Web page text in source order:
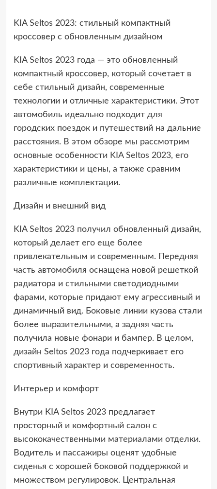
KIA Seltos 2023: стильный компактный
кроссовер с обновленным дизайном
KIA Seltos 2023 года — это обновленный
компактный кроссовер, который сочетает в
себе стильный дизайн, современные
технологии и отличные характеристики. Этот
автомобиль идеально подходит для
городских поездок и путешествий на дальние
расстояния. В этом обзоре мы рассмотрим
основные особенности KIA Seltos 2023, его
характеристики и цены, а также сравним
различные комплектации.
Дизайн и внешний вид
KIA Seltos 2023 получил обновленный дизайн,
который делает его еще более
привлекательным и современным. Передняя
часть автомобиля оснащена новой решеткой
радиатора и стильными светодиодными
фарами, которые придают ему агрессивный и
динамичный вид. Боковые линии кузова стали
более выразительными, а задняя часть
получила новые фонари и бампер. В целом,
дизайн Seltos 2023 года подчеркивает его
спортивный характер и современность.
Интерьер и комфорт
Внутри KIA Seltos 2023 предлагает
просторный и комфортный салон с
высококачественными материалами отделки.
Водитель и пассажиры оценят удобные
сиденья с хорошей боковой поддержкой и
множеством регулировок. Центральная